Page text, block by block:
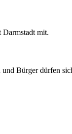
Darmstadt mit.
Bürger dürfen